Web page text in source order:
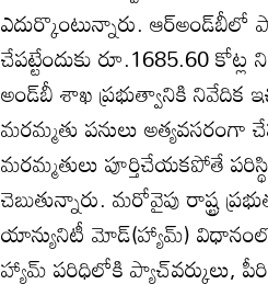
ఎదుర్కొంటున్నారు. ఆర్‌అండ్‌బీలో
చేపట్టేందుకు రూ.1685.60
అండ్‌బీ శాఖ ప్రభుత్వానికి నివేదిక
మరమ్మతు పనులు
మరమ్మతులు పూర్తిచేయకపోతే
చెబుతున్నారు. మరోవైపు రాష్ట్ర
యాన్యునిటీ మోడ్‌(హ్యామ్‌)
హ్యామ్‌ పరిధిలోకి ప్యాచ్‌వర్కులు,